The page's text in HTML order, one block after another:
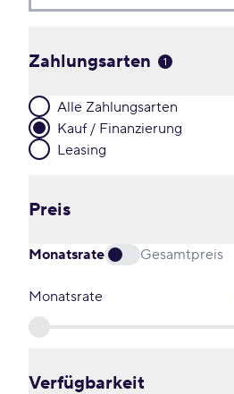
Zahlungsarten 1
Alle Zahlungsarten
Kauf / Finanzierung
Leasing
Preis
Monatsrate Gesamtpreis
Monatsrate
Verfügbarkeit